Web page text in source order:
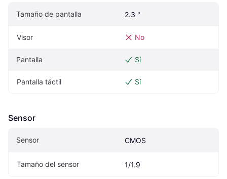
Tamaño de pantalla 2.3 "
Visor No
Pantalla Sí
Pantalla táctil Sí
Sensor
Sensor CMOS
Tamaño del sensor 1/1.9